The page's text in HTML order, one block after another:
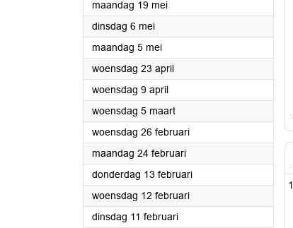
maandag 19 mei2025
dinsdag 6 mei2025
maandag 5 mei2025
woensdag 23 april2025
woensdag 9 april2025
woensdag 5 maart2025
woensdag 26 februari2025
maandag 24 februari2025
donderdag 13 februari2025
woensdag 12 februari2025
dinsdag 11 februari2025